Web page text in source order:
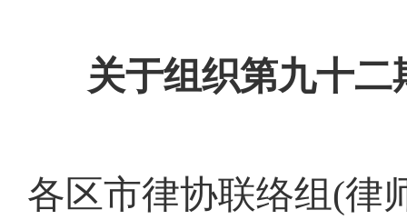
关于组织第九十
各区市律协联络组 (律